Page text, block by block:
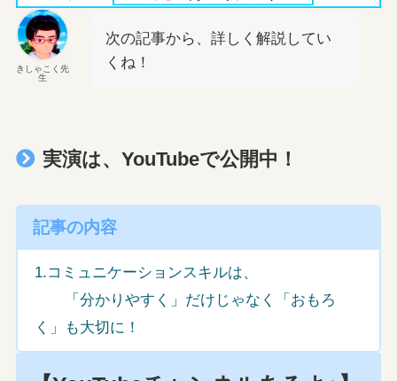
きしゃこく先
生
次の記事から、詳しく解説してい
くね！
実演は、YouTubeで公開中！
記事の内容
1.コミュニケーションスキルは、
「分かりやすく」だけじゃなく「おもろ
く」も大切に！